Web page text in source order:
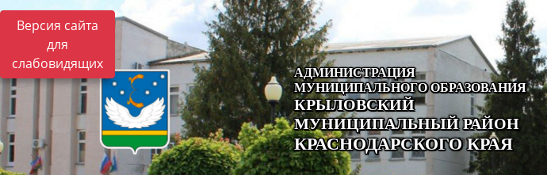
Версия сайта
для
слабовидящих
АДМИНИСТРАЦИЯ
МУНИЦИПАЛЬНОГО ОБРАЗОВАНИЯ
КРЫЛОВСКИЙ
МУНИЦИПАЛЬНЫЙ РАЙОН
КРАСНОДАРСКОГО КРАЯ